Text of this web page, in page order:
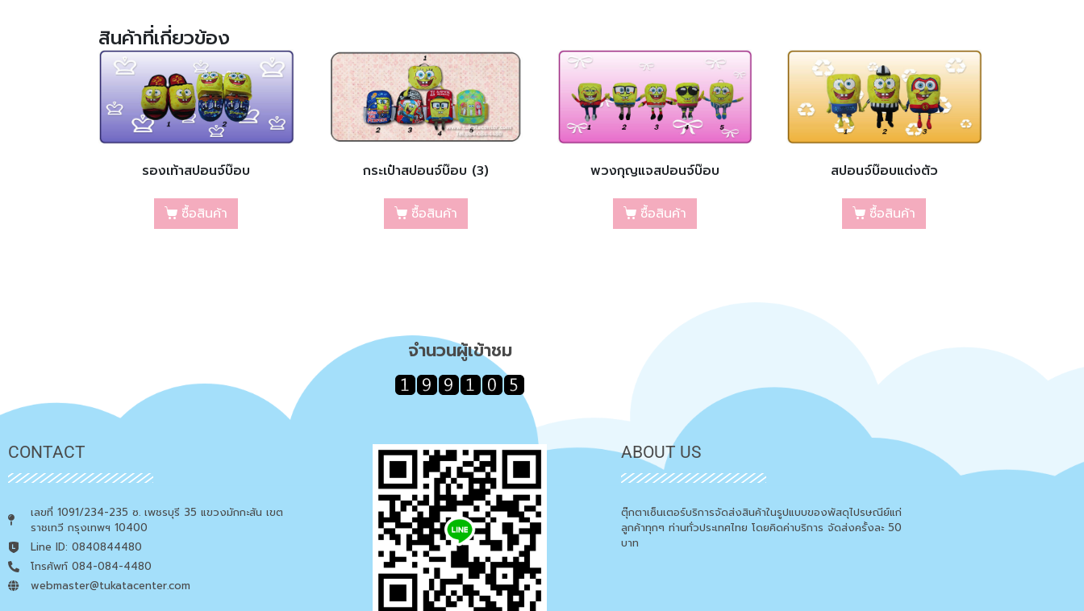
สินค้าที่เกี่ยวข้อง
รองเท้าสปอนจ์บ๊อบ
ซื้อสินค้า
กระเป๋าสปอนจ์บ๊อบ (3)
ซื้อสินค้า
พวงกุญแจสปอนจ์บ๊อบ
ซื้อสินค้า
สปอนจ์บ๊อบแต่งตัว
ซื้อสินค้า
จำนวนผู้เข้าชม
CONTACT
เลขที่ 1091/234-235 ซ. เพชรบุรี 35 แขวงมักกะสัน เขต
ราชเทวี กรุงเทพฯ 10400
Line ID: 0840844480
โทรศัพท์ 084-084-4480
webmaster@tukatacenter.com
ABOUT US
ตุ๊กตาเซ็นเตอร์บริการจัดส่งสินค้าในรูปแบบของพัสดุไปรษณีย์แก่
ลูกค้าทุกๆ ท่านทั่วประเทศไทย โดยคิดค่าบริการ จัดส่งครั้งละ 50
บาท